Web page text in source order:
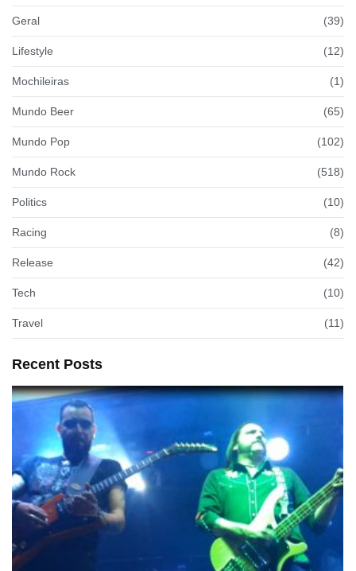
Geral (39)
Lifestyle (12)
Mochileiras (1)
Mundo Beer (65)
Mundo Pop (102)
Mundo Rock (518)
Politics (10)
Racing (8)
Release (42)
Tech (10)
Travel (11)
Recent Posts